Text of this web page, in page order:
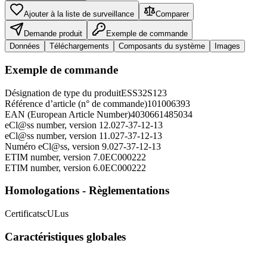
Ajouter à la liste de surveillance Comparer
Demande produit
Exemple de commande
Données
Téléchargements Composants du système Images
Exemple de commande
Désignation de type du produitESS32S123
Référence d’article (n° de commande)101006393
EAN (European Article Number)4030661485034
eCl@ss number, version 12.027-37-12-13
eCl@ss number, version 11.027-37-12-13
Numéro eCl@ss, version 9.027-37-12-13
ETIM number, version 7.0EC000222
ETIM number, version 6.0EC000222
Homologations - Règlementations
CertificatscULus
Caractéristiques globales